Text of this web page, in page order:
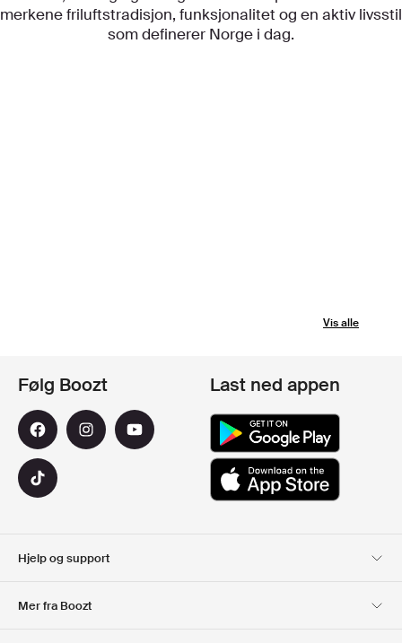
merkene friluftstradisjon, funksjonalitet og en aktiv livsstil
som definerer Norge i dag.
Vis alle
Hjelp og support
Mer fra Boozt
Følg Boozt Last ned appen